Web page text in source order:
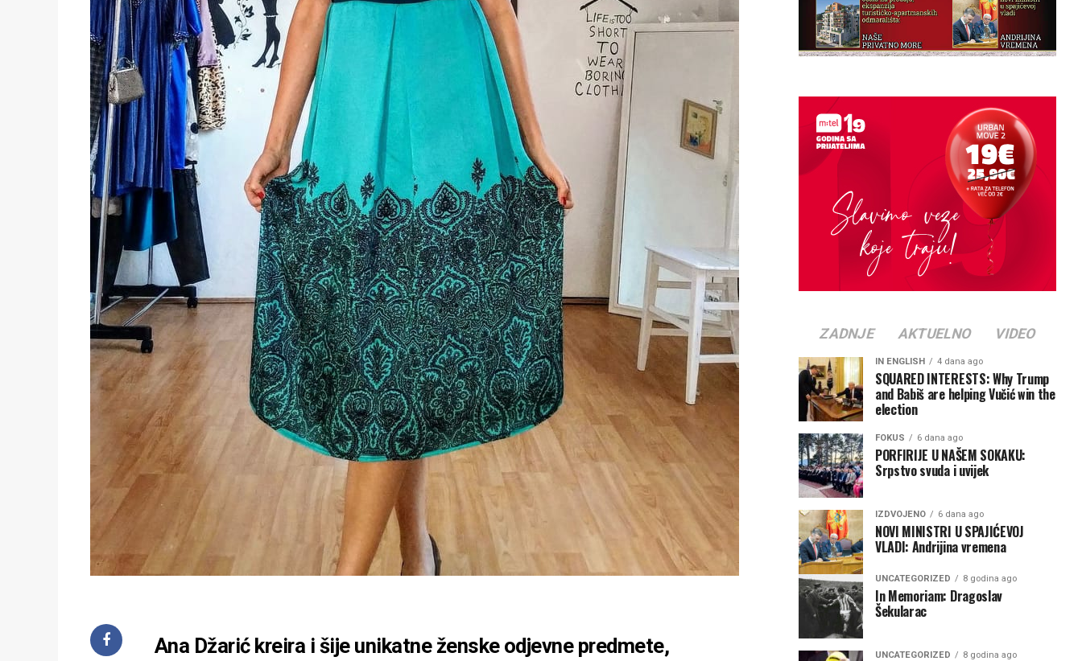
Ana Džarić kreira i šije unikatne ženske odjevne predmete,
ZADNJE AKTUELNO VIDEO
IN ENGLISH 4 dana ago
SQUARED INTERESTS: Why Trump
and Babiš are helping Vučić win the
election
FOKUS 6 dana ago
PORFIRIJE U NAŠEM SOKAKU:
Srpstvo svuda i uvijek
IZDVOJENO 6 dana ago
NOVI MINISTRI U SPAJIĆEVOJ
VLADI: Andrijina vremena
UNCATEGORIZED 8 godina ago
In Memoriam: Dragoslav
Šekularac
UNCATEGORIZED 8 godina ago